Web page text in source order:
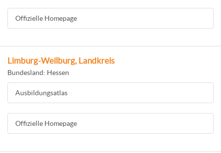
Offizielle Homepage
Limburg-Weilburg, Landkreis
Bundesland: Hessen
Ausbildungsatlas
Offizielle Homepage